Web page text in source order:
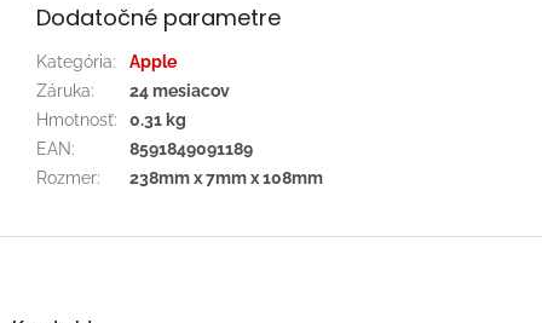
Dodatočné parametre
Kategória:
Apple
Záruka:
24 mesiacov
Hmotnosť:
0.31 kg
EAN:
8591849091189
Rozmer: 238mm x 7mm x 108mm
Z